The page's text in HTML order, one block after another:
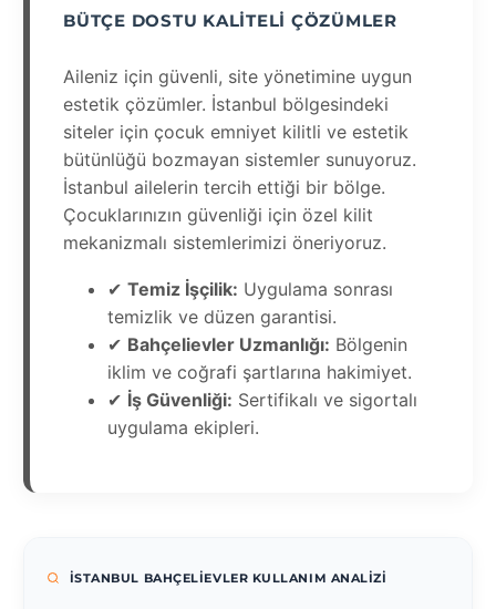
BÜTÇE DOSTU KALITELI ÇÖZÜMLER
Aileniz için güvenli, site yönetimine uygun
estetik çözümler. İstanbul bölgesindeki
siteler için çocuk emniyet kilitli ve estetik
bütünlüğü bozmayan sistemler sunuyoruz.
İstanbul ailelerin tercih ettiği bir bölge.
Çocuklarınızın güvenliği için özel kilit
mekanizmalı sistemlerimizi öneriyoruz.
✔ Temiz İşçilik: Uygulama sonrası
temizlik ve düzen garantisi.
✔ Bahçelievler Uzmanlığı: Bölgenin
iklim ve coğrafi şartlarına hakimiyet.
✔ İş Güvenliği: Sertifikalı ve sigortalı
uygulama ekipleri.
İSTANBUL BAHÇELIEVLER KULLANIM ANALIZI